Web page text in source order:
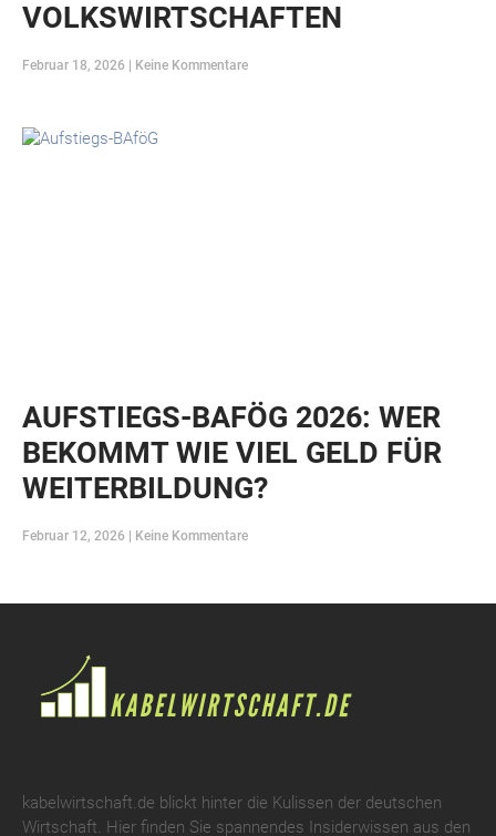
VOLKSWIRTSCHAFTEN
Februar 18, 2026 Keine Kommentare
AUFSTIEGS-BAFÖG 2026: WER
BEKOMMT WIE VIEL GELD FÜR
WEITERBILDUNG?
Februar 12, 2026 Keine Kommentare
kabelwirtschaft.de blickt hinter die Kulissen der deutschen
Wirtschaft. Hier finden Sie spannendes Insiderwissen aus den